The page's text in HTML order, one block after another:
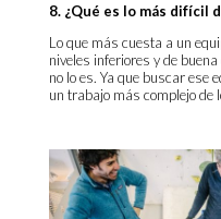
8. ¿Qué es lo más difícil
Lo que más cuesta a un
niveles inferiores y de
no lo es. Ya que buscar ese
un trabajo más complejo de